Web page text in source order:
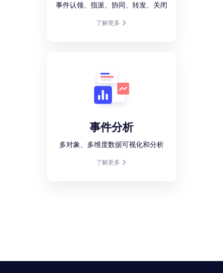
事件认领、指派、协同、转发、关闭
了解更多
事件分析
多对象、多维度数据可视化和分析
了解更多